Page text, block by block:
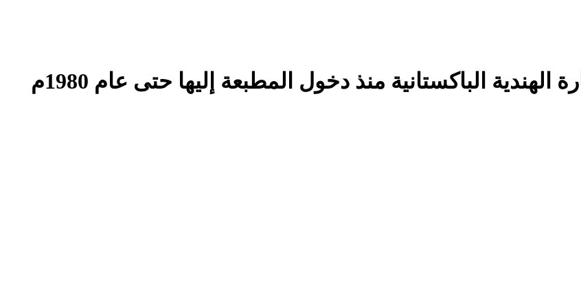
الباكستانية منذ دخول المطبعة إليها حتى عام 1980م